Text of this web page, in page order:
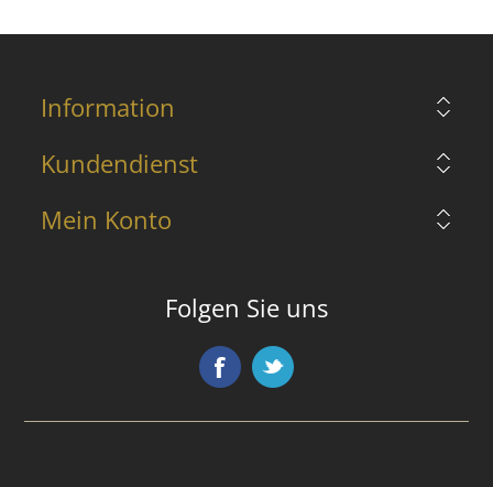
Information
Kundendienst
Mein Konto
Folgen Sie uns